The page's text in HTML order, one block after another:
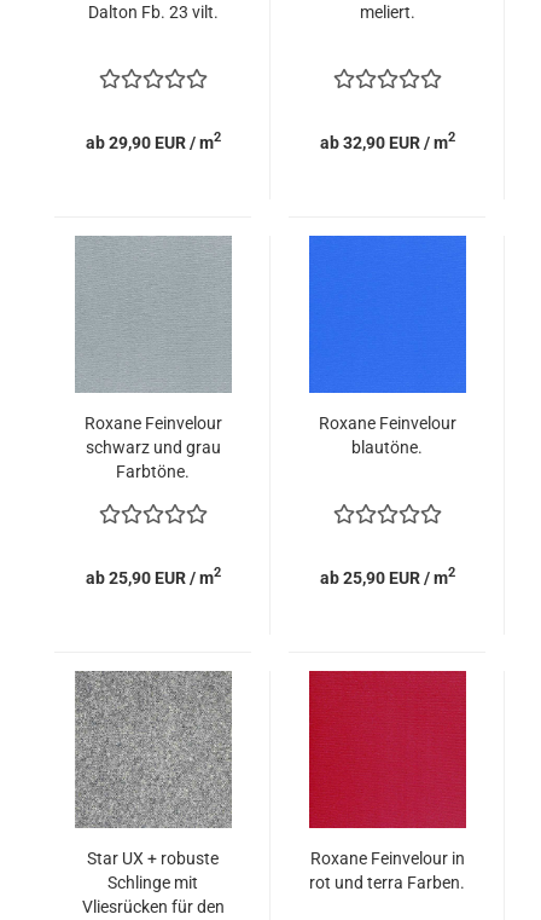
Dalton Fb. 23 vilt.
ab 29,90 EUR / m2
meliert.
ab 32,90 EUR / m2
Roxane Feinvelour
schwarz und grau
Farbtöne.
ab 25,90 EUR / m2
Roxane Feinvelour
blautöne.
ab 25,90 EUR / m2
Star UX + robuste
Schlinge mit
Vliesrücken für den
Roxane Feinvelour in
rot und terra Farben.